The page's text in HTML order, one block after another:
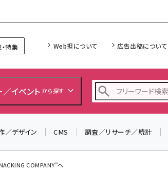
特集 Web担について 広告出稿について
／イベント から探す
／デザイン CMS 調査／リサーチ／統計
COMPANY”へ
プレゼントを